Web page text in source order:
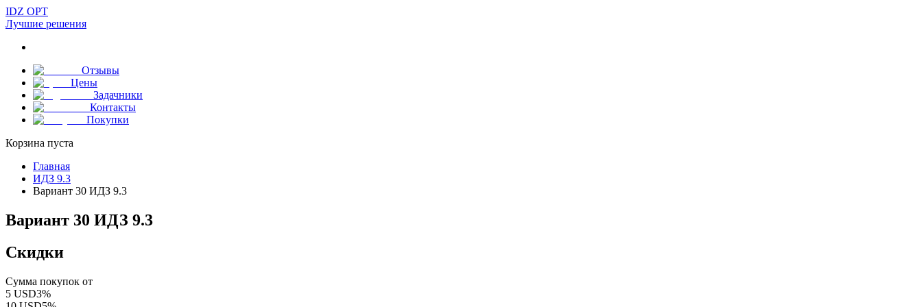
IDZ OPT
Лучшие решения
Отзывы
Цены
Задачники
Контакты
Покупки
Корзина пуста
Главная
ИДЗ 9.3
Вариант 30 ИДЗ 9.3
Вариант 30 ИДЗ 9.3
Скидки
Сумма покупок от
5 USD3%